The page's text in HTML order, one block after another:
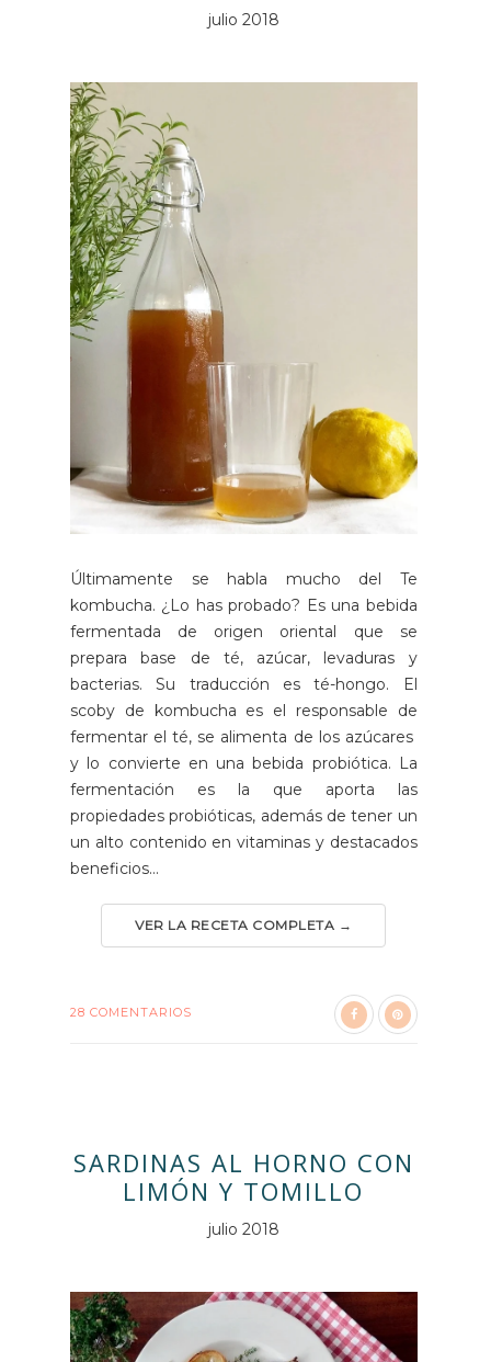
julio 2018
Últimamente se habla mucho del Te
kombucha. ¿Lo has probado? Es una bebida
fermentada de origen oriental que se
prepara base de té, azúcar, levaduras y
bacterias. Su traducción es té-hongo. El
scoby de kombucha es el responsable de
fermentar el té, se alimenta de los azúcares
y lo convierte en una bebida probiótica. La
fermentación es la que aporta las
propiedades probióticas, además de tener un
un alto contenido en vitaminas y destacados
beneficios...
VER LA RECETA COMPLETA →
28 COMENTARIOS
SARDINAS AL HORNO CON
LIMÓN Y TOMILLO
julio 2018